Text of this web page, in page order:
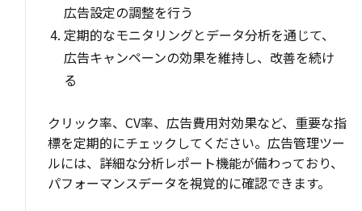
広告設定の調整を行う
定期的なモニタリングとデータ分析を通じて、
広告キャンペーンの効果を維持し、改善を続け
る
クリック率、CV率、広告費用対効果など、重要な指
標を定期的にチェックしてください。広告管理ツー
ルには、詳細な分析レポート機能が備わっており、
パフォーマンスデータを視覚的に確認できます。